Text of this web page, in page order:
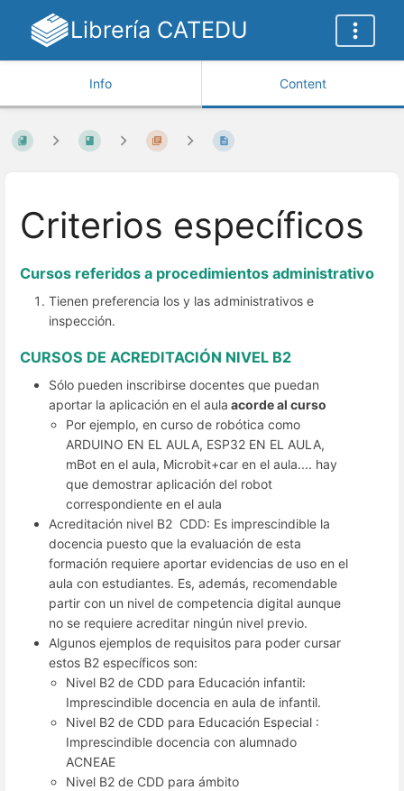
Librería CATEDU
Info Content
Criterios específicos
Cursos referidos a procedimientos administrativo
Tienen preferencia los y las administrativos e
inspección.
CURSOS DE ACREDITACIÓN NIVEL B2
Sólo pueden inscribirse docentes que puedan
aportar la aplicación en el aula acorde al curso
Por ejemplo, en curso de robótica como
ARDUINO EN EL AULA, ESP32 EN EL AULA,
mBot en el aula, Microbit+car en el aula.... hay
que demostrar aplicación del robot
correspondiente en el aula
Acreditación nivel B2 CDD: Es imprescindible la
docencia puesto que la evaluación de esta
formación requiere aportar evidencias de uso en el
aula con estudiantes. Es, además, recomendable
partir con un nivel de competencia digital aunque
no se requiere acreditar ningún nivel previo.
Algunos ejemplos de requisitos para poder cursar
estos B2 específicos son:
Nivel B2 de CDD para Educación infantil:
Imprescindible docencia en aula de infantil.
Nivel B2 de CDD para Educación Especial :
Imprescindible docencia con alumnado
ACNEAE
Nivel B2 de CDD para ámbito